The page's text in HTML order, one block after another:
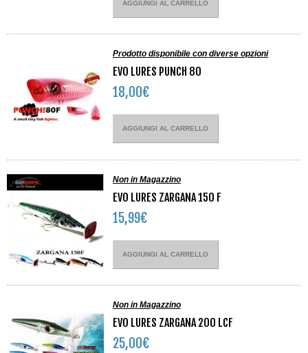
AGGIUNGI AL CARRELLO
Prodotto disponibile con diverse opzioni
EVO LURES PUNCH 80
18,00€
AGGIUNGI AL CARRELLO
Non in Magazzino
EVO LURES ZARGANA 150 F
15,99€
AGGIUNGI AL CARRELLO
Non in Magazzino
EVO LURES ZARGANA 200 LCF
25,00€